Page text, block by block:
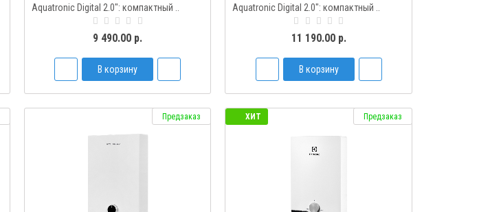
Aquatronic Digital 2.0": компактный ..
9 490.00 р.
В корзину
Aquatronic Digital 2.0": компактный ..
11 190.00 р.
В корзину
Предзаказ ХИТ Предзаказ